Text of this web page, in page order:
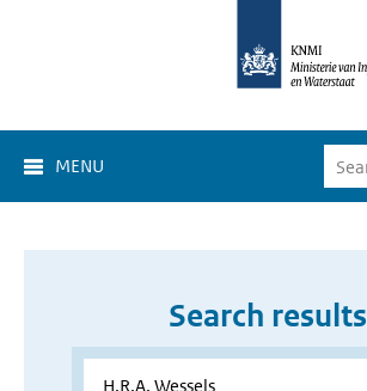
MENU
Search results